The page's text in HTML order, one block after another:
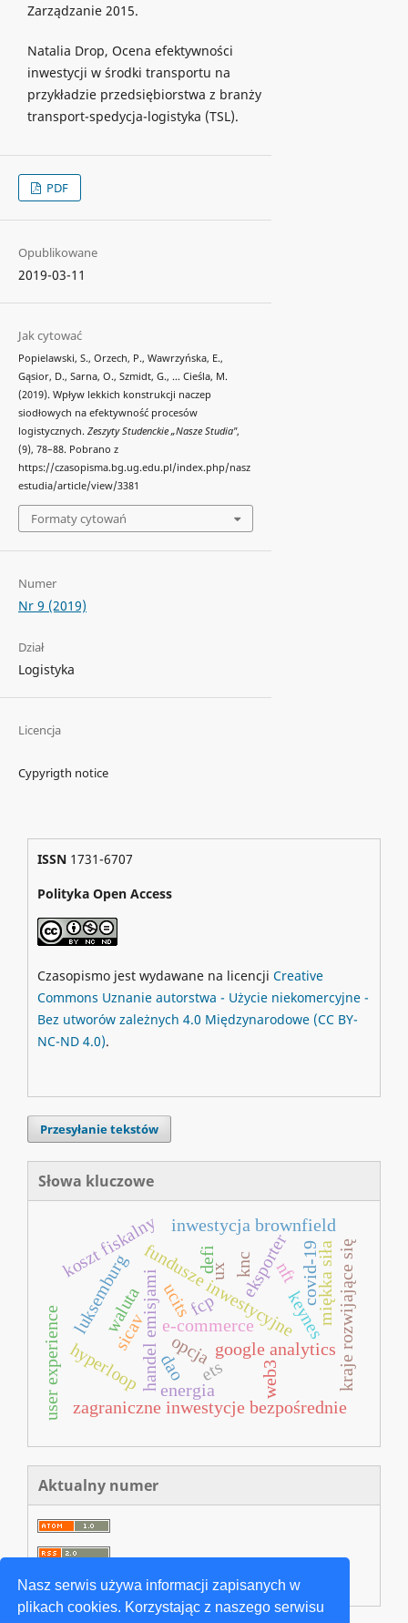
Nasz serwis używa informacji zapisanych w
plikach cookies. Korzystając z naszego serwisu
Zarządzanie 2015.
Natalia Drop, Ocena efektywności
inwestycji w środki transportu na
przykładzie przedsiębiorstwa z branży
transport-spedycja-logistyka (TSL).
PDF
Opublikowane
2019-03-11
Jak cytować
Popielawski, S., Orzech, P., Wawrzyńska, E.,
Gąsior, D., Sarna, O., Szmidt, G., … Cieśla, M.
(2019). Wpływ lekkich konstrukcji naczep
siodłowych na efektywność procesów
logistycznych. Zeszyty Studenckie „Nasze Studia",
(9), 78–88. Pobrano z
https://czasopisma.bg.ug.edu.pl/index.php/nasz
estudia/article/view/3381
Formaty cytowań
Numer
Nr 9 (2019)
Dział
Logistyka
Licencja
Cypyrigth notice
ISSN1731-6707
Polityka Open Access
Czasopismo jest wydawane na licencji Creative
Commons Uznanie autorstwa - Użycie niekomercyjne -
Bez utworów zależnych 4.0 Międzynarodowe (CC BY-
NC-ND 4.0).
Przesyłanie tekstów
Słowa kluczowe
fundusze inwestycyjne
eksporter
ux
e‐commerce
google analytics
handel emisjami ets
koszt fiskalny
opcja
nft
waluta
luksemburg ucits
sicav
fcp
zagraniczne inwestycje bezpośrednie
inwestycja brownfield
user experience dao kraje rozwijające się
keynes
hyperloop
knc
energia
defi miękka siła
web3
covid‐19
Aktualny numer